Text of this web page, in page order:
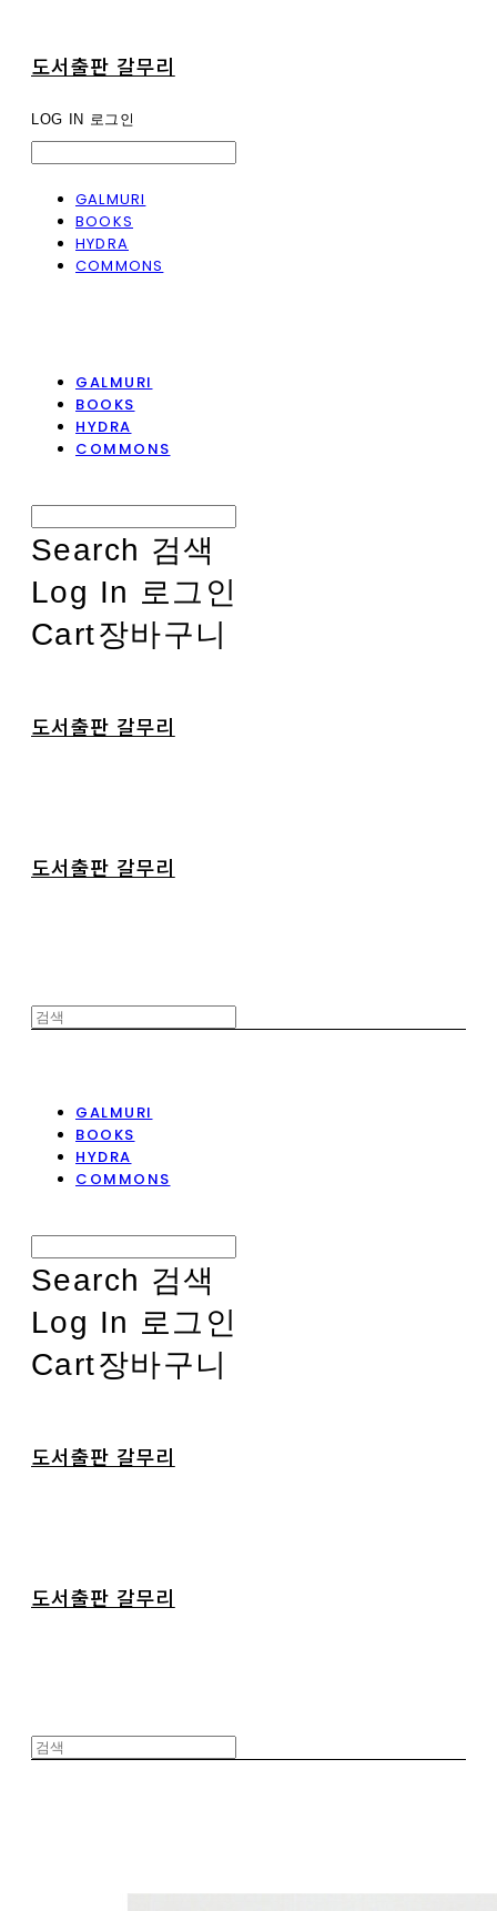
도서출판 갈무리
LOG IN 로그인
GALMURI
BOOKS
HYDRA
COMMONS
GALMURI
BOOKS
HYDRA
COMMONS
Search 검색
Log In 로그인
Cart장바구니
도서출판 갈무리
도서출판 갈무리
GALMURI
BOOKS
HYDRA
COMMONS
Search 검색
Log In 로그인
Cart장바구니
도서출판 갈무리
도서출판 갈무리